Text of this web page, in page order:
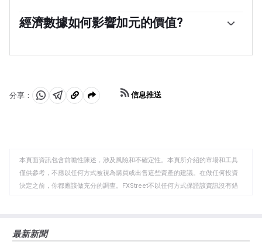
高的油價也傾向於導致貿易順差的可能性更大，這也支持
種貨幣的負面因素，但在現代，隨著跨境資本管製的放
松，情況實際上正好相反。較高的通貨膨脹率往往會導致
尋求利潤豐厚的投資場所的全球投資者。這增加了對當地
經濟數據如何影響加元的價值?
元產生影響。GDP、製造業和服務業pmi、就業和消費者
拿大銀行提高利率，從而導致貨幣走強。然而，如果經濟
數據疲弱，加元可能會下跌。
分享：
分 分 複
板
信息推送
本頁面資訊包含前瞻性陳述，涉及風險和不確定性。本頁所介紹的市場和工具
僅供參考，不應以任何方式被視為購買或出售這些資產的建議。在做任何投資
決定之前，你都應該做充分的調查。FXStreet不以任何方式保證該資訊沒有錯
觀點，並不代表FXStreet或其廣告商的官方政策或立場。作者不對本頁連結的
最新新聞